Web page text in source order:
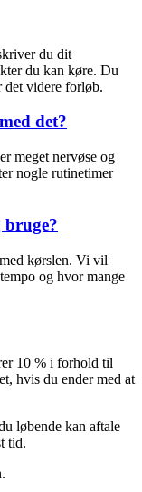
du dit
du kan køre. Du
videre forløb.
det?
meget nervøse og
nogle rutinetimer
bruge?
kørslen. Vi vil
og hvor mange
10 % i forhold til
hvis du ender med at
løbende kan aftale
tid.